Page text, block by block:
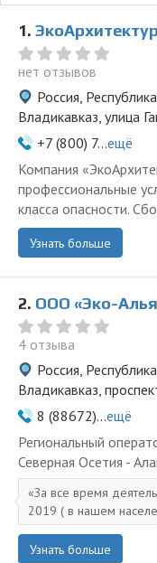
1.
нет отзывов
Россия,
Владикавказ, улица
+7 (800) 7...ещё
Компания
профессиональные
класса опасности.
Узнать больше
2. ООО «Эко-
4 отзыва
Россия,
Владикавказ,
8 (88672)...ещё
Региональный
Северная Осетия -
За все время
2019 ( в нашем
Узнать больше